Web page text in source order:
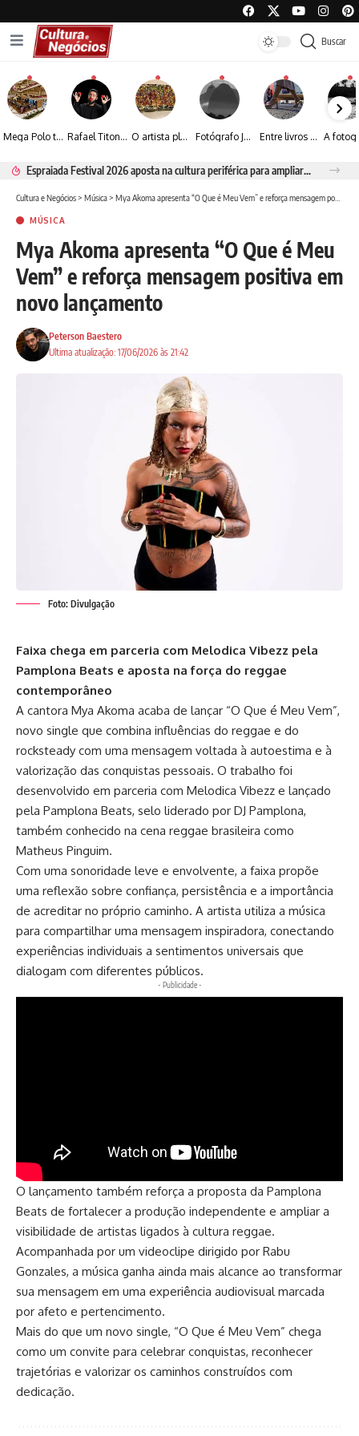
Buscar
Mega Polo transforma lançamento de coleção em plataforma nacional de negócios e projeta crescimento de mais de 15% Rafael Titonelly leva magia e acolhimento a crianças em tratamento oncológico em Juiz de Fora O artista plástico Jorge Luiz transforma sustentabilidade e criatividade em arte contemporânea Fotógrafo José Roberto apresenta um olhar sensível sobre arquitetura, formas e luz na fotografia Entre livros e fotografia autoral, Sebastião Reis consolida uma trajetória marcada pelo olhar artístico
Espraiada Festival 2026 aposta na cultura periférica para ampliar oportunidades na zona sul
Cultura e Negócios> Música> Mya Akoma apresenta “O Que é Meu Vem” e reforça mensagem positiva em novo lançamento
MÚSICA
Mya Akoma apresenta “O Que é Meu
Vem” e reforça mensagem positiva em
novo lançamento
Ultima atualização: 17/06/2026 às 21:42
Peterson Baestero
Foto: Divulgação
Faixa chega em parceria com Melodica Vibezz pela
Pamplona Beats e aposta na força do reggae
contemporâneo
A cantora Mya Akoma acaba de lançar “O Que é Meu Vem”,
novo single que combina influências do reggae e do
rocksteady com uma mensagem voltada à autoestima e à
valorização das conquistas pessoais. O trabalho foi
desenvolvido em parceria com Melodica Vibezz e lançado
pela Pamplona Beats, selo liderado por DJ Pamplona,
também conhecido na cena reggae brasileira como
Matheus Pinguim.
Com uma sonoridade leve e envolvente, a faixa propõe
uma reflexão sobre confiança, persistência e a importância
de acreditar no próprio caminho. A artista utiliza a música
para compartilhar uma mensagem inspiradora, conectando
experiências individuais a sentimentos universais que
dialogam com diferentes públicos.
- Publicidade -
O lançamento também reforça a proposta da Pamplona
Beats de fortalecer a produção independente e ampliar a
visibilidade de artistas ligados à cultura reggae.
Acompanhada por um videoclipe dirigido por Rabu
Gonzales, a música ganha ainda mais alcance ao transformar
sua mensagem em uma experiência audiovisual marcada
por afeto e pertencimento.
Mais do que um novo single, “O Que é Meu Vem” chega
como um convite para celebrar conquistas, reconhecer
trajetórias e valorizar os caminhos construídos com
dedicação.